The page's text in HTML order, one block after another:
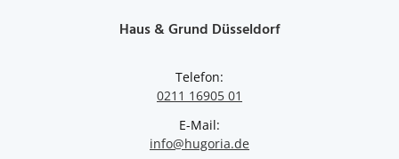
Haus & Grund Düsseldorf
Telefon:
0211 16905 01
E-Mail:
info@hugoria.de